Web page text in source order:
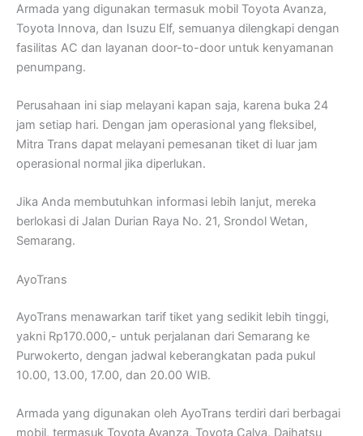
Armada yang digunakan termasuk mobil Toyota Avanza,
Toyota Innova, dan Isuzu Elf, semuanya dilengkapi dengan
fasilitas AC dan layanan door-to-door untuk kenyamanan
penumpang.
Perusahaan ini siap melayani kapan saja, karena buka 24
jam setiap hari. Dengan jam operasional yang fleksibel,
Mitra Trans dapat melayani pemesanan tiket di luar jam
operasional normal jika diperlukan.
Jika Anda membutuhkan informasi lebih lanjut, mereka
berlokasi di Jalan Durian Raya No. 21, Srondol Wetan,
Semarang.
AyoTrans
AyoTrans menawarkan tarif tiket yang sedikit lebih tinggi,
yakni Rp170.000,- untuk perjalanan dari Semarang ke
Purwokerto, dengan jadwal keberangkatan pada pukul
10.00, 13.00, 17.00, dan 20.00 WIB.
Armada yang digunakan oleh AyoTrans terdiri dari berbagai
mobil, termasuk Toyota Avanza, Toyota Calya, Daihatsu